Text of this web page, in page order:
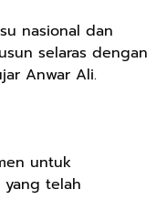
nasional dan
selaras dengan
Anwar Ali.
untuk
yang telah